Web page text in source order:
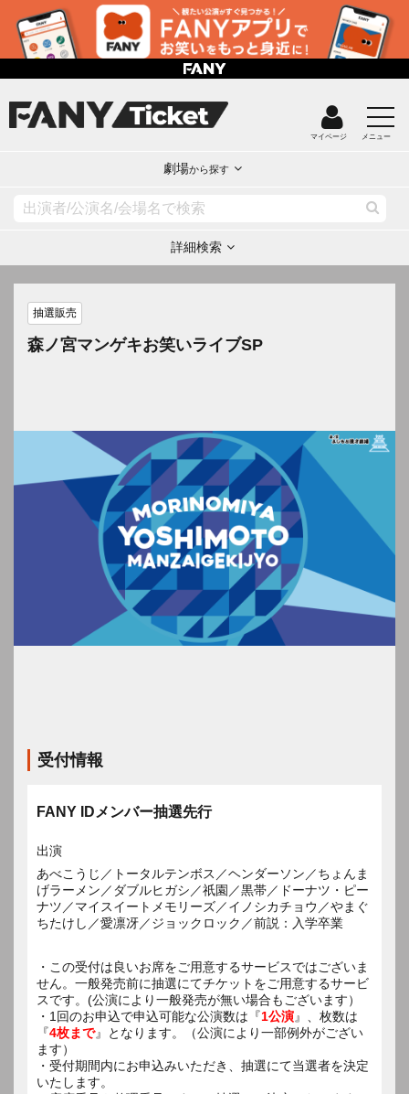
マイページ メニュー
劇場から探す
詳細検索
抽選販売
森ノ宮マンゲキお笑いライブSP
受付情報
FANY IDメンバー抽選先行
出演
あべこうじ／トータルテンボス／ヘンダーソン／ちょんま
げラーメン／ダブルヒガシ／祇園／黒帯／ドーナツ・ピー
ナツ／マイスイートメモリーズ／イノシカチョウ／やまぐ
ちたけし／愛凛冴／ジョックロック／前説：入学卒業
・この受付は良いお席をご用意するサービスではございま
せん。一般発売前に抽選にてチケットをご用意するサービ
スです。(公演により一般発売が無い場合もございます）
・1回のお申込で申込可能な公演数は『1公演』、枚数は
『4枚まで』となります。（公演により一部例外がござい
ます）
・受付期間内にお申込みいただき、抽選にて当選者を決定
いたします。